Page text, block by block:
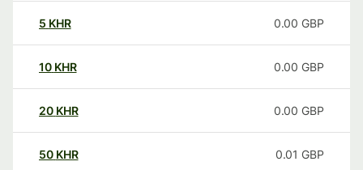
5 KHR 0.00 GBP
10 KHR 0.00 GBP
20 KHR 0.00 GBP
50 KHR 0.01 GBP